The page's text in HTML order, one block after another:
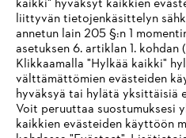
Palvelut
Yleiset ehdot
IHR BROWSER
UNTERSTÜTZT
Sie nutzen einen Browser, den
eine optimale Nutzung unserer
einem der folgenden Browser
kaikki" hyväksyt kaikkien
liittyvän tietojenkäsittelyn
annetun lain 205 §:n 1
asetuksen 6. artiklan 1. kohdan
Klikkaamalla "Hylkää kaikki"
välttämättömien evästeiden
hyväksyä tai hylätä yksittäisiä
Voit peruuttaa suostumuksesi
kaikkien evästeiden käyttöön